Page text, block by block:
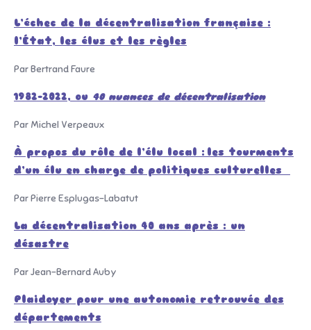
L’échec de la décentralisation française :
l’État, les élus et les règles
Par Bertrand Faure
1982-2022, ou 40 nuances de décentralisation
Par Michel Verpeaux
À propos du rôle de l’élu local : les tourments
d’un élu en charge de politiques culturelles
Par Pierre Esplugas-Labatut
La décentralisation 40 ans après : un
désastre
Par Jean-Bernard Auby
Plaidoyer pour une autonomie retrouvée des
départements